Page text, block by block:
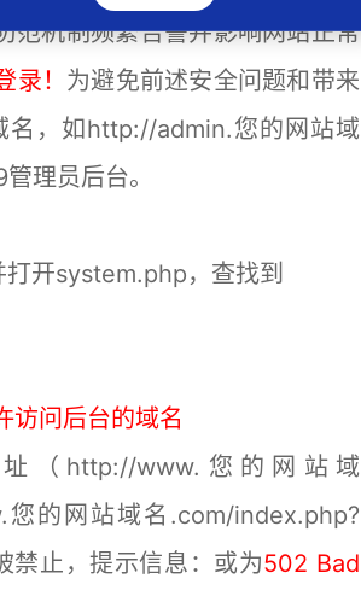
范机制频繁告警并影响网站正常
！ 为避免前述安全问题和带来
名，如http://admin.您的网站域
理员后台。
开system.php，查找到
访问后台的域名
www.您的网站域
的网站域名.com/index.php?
止，提示信息：或为502 Bad